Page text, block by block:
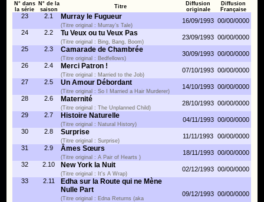
N° dans
la série
N° de la
saison
Titre
Diffusion
originale
Diffusion
Française
23 2.1 Murray le Fugueur
(Titre original : Murray’s Tale)
16/09/1993 00/00/0000
24
2.2 Tu Veux ou tu Veux Pas
(Titre original : Bing, Bang, Boom)
23/09/1993 00/00/0000
25
2.3 Camarade de Chambrée
(Titre original : Bedfellows)
30/09/1993 00/00/0000
26
2.4 Merci Patron !
(Titre original : Married to the Job)
07/10/1993 00/00/0000
27
2.5 Un Amour Débordant
(Titre original : So I Married a Hair Murderer)
14/10/1993 00/00/0000
28
2.6 Maternité
(Titre original : The Unplanned Child)
28/10/1993 00/00/0000
29
2.7 Histoire Naturelle
(Titre original : Natural History)
04/11/1993 00/00/0000
30
2.8 Surprise
(Titre original : Surprise)
11/11/1993
00/00/0000
31
2.9 Âmes Sœurs
(Titre original : A Pair of Hearts )
18/11/1993 00/00/0000
32
2.10 New York la Nuit
(Titre original : It's A Wrap)
02/12/1993 00/00/0000
33
2.11
Edha sur la Route qui ne Mène
Nulle Part
(Titre original : Edna Returns (aka
09/12/1993 00/00/0000